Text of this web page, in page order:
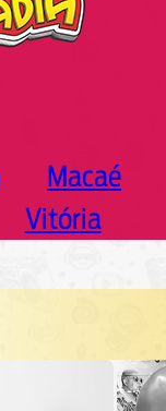
Macaé
Vitória